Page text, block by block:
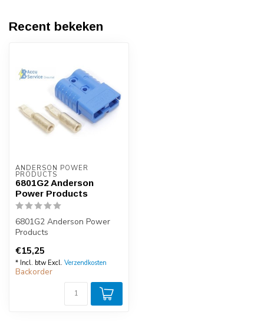
Recent bekeken
ANDERSON POWER
PRODUCTS
6801G2 Anderson
Power Products
6801G2 Anderson Power
Products
€15,25
* Incl. btw Excl. Verzendkosten
Backorder